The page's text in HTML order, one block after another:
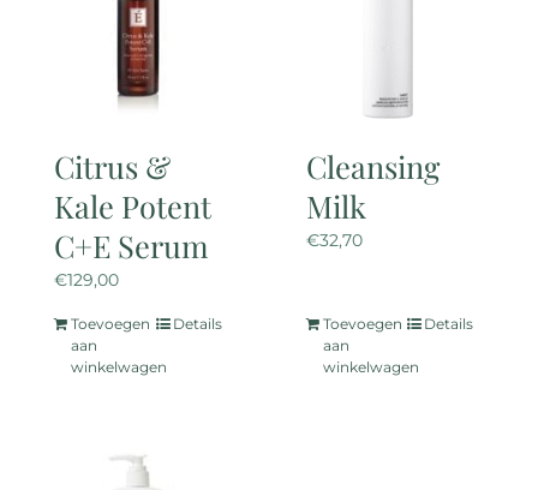
Citrus &
Kale Potent
C+E Serum
€129,00
Toevoegen
aan
winkelwagen
Details
Cleansing
Milk
€32,70
Toevoegen
aan
winkelwagen
Details